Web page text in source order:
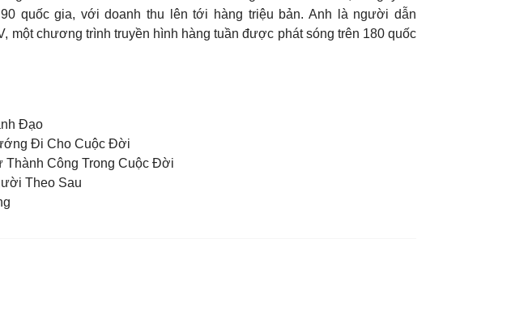
quốc gia, với doanh thu lên tới hàng triệu bản. Anh là người dẫn
một chương trình truyền hình hàng tuần được phát sóng trên 180 quốc
Ðạo
Ði Cho Cuộc Ðời
Thành Công Trong Cuộc Ðời
Theo Sau